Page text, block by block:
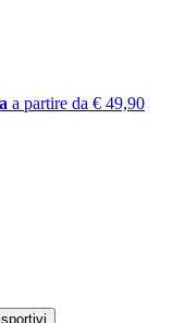
a partire da € 49,90